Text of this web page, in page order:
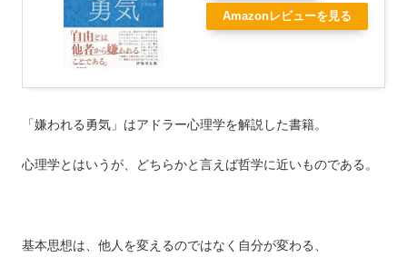
Amazonレビューを見る
「嫌われる勇気」はアドラー心理学を解説した書籍。
心理学とはいうが、どちらかと言えば哲学に近いものである。
基本思想は、他人を変えるのではなく自分が変わる、